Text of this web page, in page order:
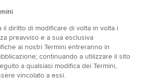
il diritto di modificare di volta in volta i
preavviso e a sua esclusiva
ai nostri Termini entreranno in
continuando a utilizzare il sito
a qualsiasi modifica dei Termini,
vincolato a essi.